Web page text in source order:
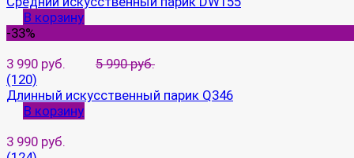
В корзину
-33%
3 990 руб.
5 990 руб.
(120)
Длинный искусственный парик Q346
В корзину
3 990 руб.